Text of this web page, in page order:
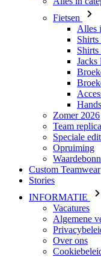
Fietsen
Alles
Zomer 2026
Team
Speciale
Opruiming
Custom Teamwear
Stories
INFORMATIE
Vacatures
Algemene
Over ons